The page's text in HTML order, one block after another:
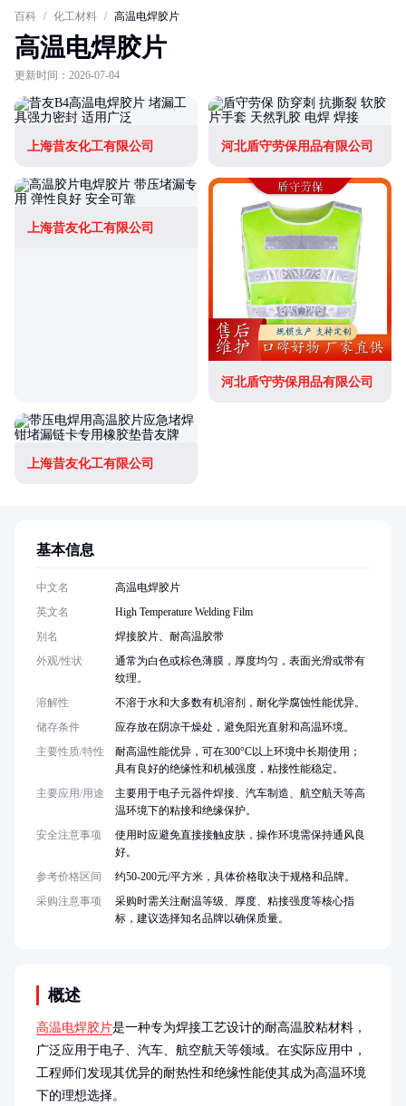
百科 / 化工材料 / 高温电焊胶片
高温电焊胶片
更新时间：2026-07-04
上海昔友化工有限公司 河北盾守劳保用品有限公司
上海昔友化工有限公司
河北盾守劳保用品有限公司
上海昔友化工有限公司
概述
高温电焊胶片是一种专为焊接工艺设计的耐高温胶粘材料，
广泛应用于电子、汽车、航空航天等领域。在实际应用中，
工程师们发现其优异的耐热性和绝缘性能使其成为高温环境
下的理想选择。
基本信息
中文名
高温电焊胶片
英文名
High Temperature Welding Film
别名
焊接胶片、耐高温胶带
外观/性状
通常为白色或棕色薄膜，厚度均匀，表面光滑或带有
纹理。
溶解性
不溶于水和大多数有机溶剂，耐化学腐蚀性能优异。
储存条件
应存放在阴凉干燥处，避免阳光直射和高温环境。
主要性质/特性
耐高温性能优异，可在300°C以上环境中长期使用；
具有良好的绝缘性和机械强度，粘接性能稳定。
主要应用/用途
主要用于电子元器件焊接、汽车制造、航空航天等高
温环境下的粘接和绝缘保护。
安全注意事项
使用时应避免直接接触皮肤，操作环境需保持通风良
好。
参考价格区间
约50-200元/平方米，具体价格取决于规格和品牌。
采购注意事项
采购时需关注耐温等级、厚度、粘接强度等核心指
标，建议选择知名品牌以确保质量。